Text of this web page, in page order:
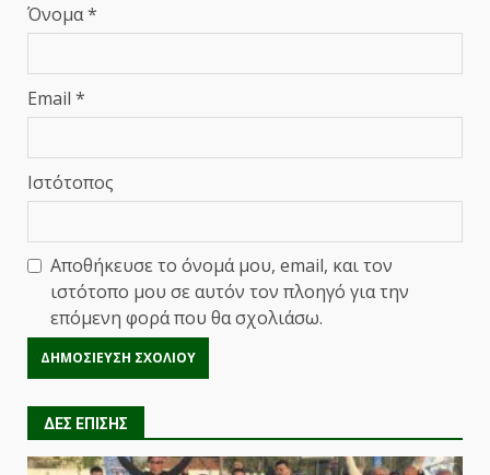
Όνομα*
Email *
Ιστότοπος
Αποθήκευσε το όνομά μου, email, και τον
ιστότοπο μου σε αυτόν τον πλοηγό για την
επόμενη φορά που θα σχολιάσω.
ΔΕΣ ΕΠΙΣΗΣ